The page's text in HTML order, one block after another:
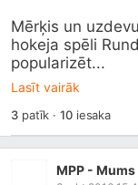
Mērķis un uzdevumi  	Popularizēt
hokeja spēli Rundāles
popularizēt...
Lasīt vairāk
3patīk ·10iesaka
MPP -